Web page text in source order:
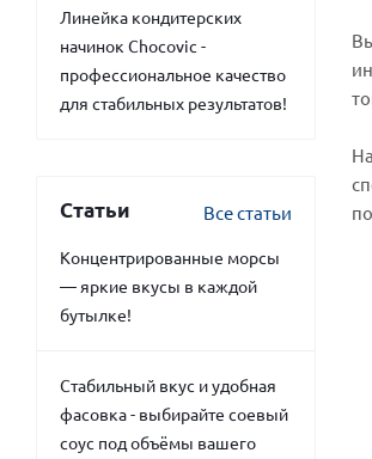
Линейка кондитерских
начинок Chocovic -
профессиональное качество
для стабильных результатов!
Статьи Все статьи
Концентрированные морсы
— яркие вкусы в каждой
бутылке!
Стабильный вкус и удобная
фасовка - выбирайте соевый
соус под объёмы вашего